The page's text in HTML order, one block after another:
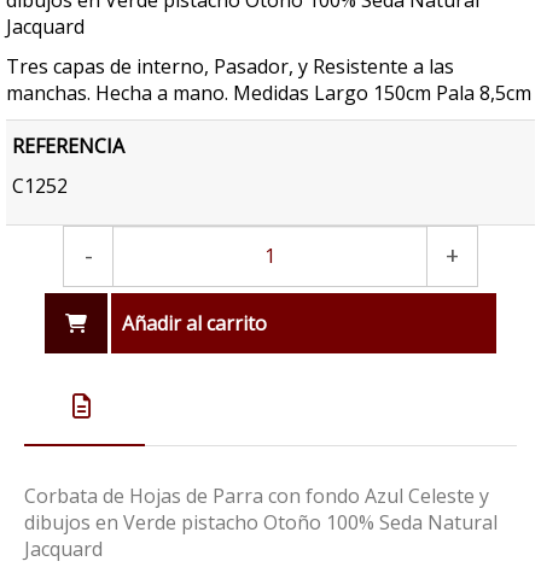
Jacquard
Tres capas de interno, Pasador, y Resistente a las
manchas. Hecha a mano. Medidas Largo 150cm Pala 8,5cm
REFERENCIA
C1252
- +
Añadir al carrito
Corbata de Hojas de Parra con fondo Azul Celeste y
dibujos en Verde pistacho Otoño 100% Seda Natural
Jacquard